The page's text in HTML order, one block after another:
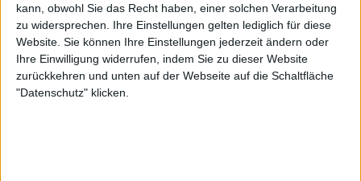
kann, obwohl Sie das Recht haben, einer solchen Verarbeitung
zu widersprechen. Ihre Einstellungen gelten lediglich für diese
Website. Sie können Ihre Einstellungen jederzeit ändern oder
Ihre Einwilligung widerrufen, indem Sie zu dieser Website
zurückkehren und unten auf der Webseite auf die Schaltfläche
"Datenschutz" klicken.